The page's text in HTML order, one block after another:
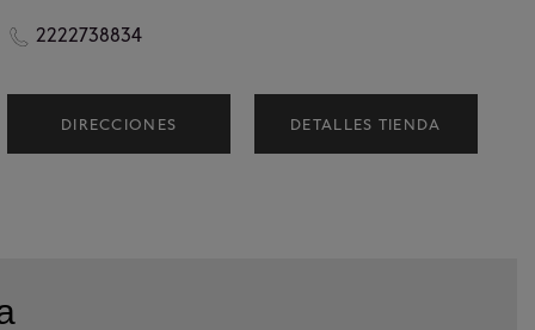
2222738834
DIRECCIONES DETALLES TIENDA